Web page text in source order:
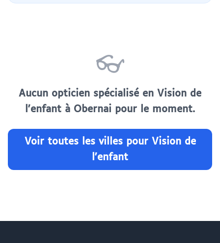
👓
Aucun opticien spécialisé en Vision de
l'enfant à Obernai pour le moment.
Voir toutes les villes pour Vision de
l'enfant